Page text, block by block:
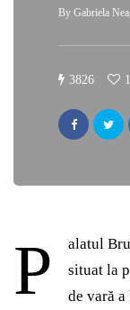
By Gabriela
3826 1
P
alatul
situat la
de vară